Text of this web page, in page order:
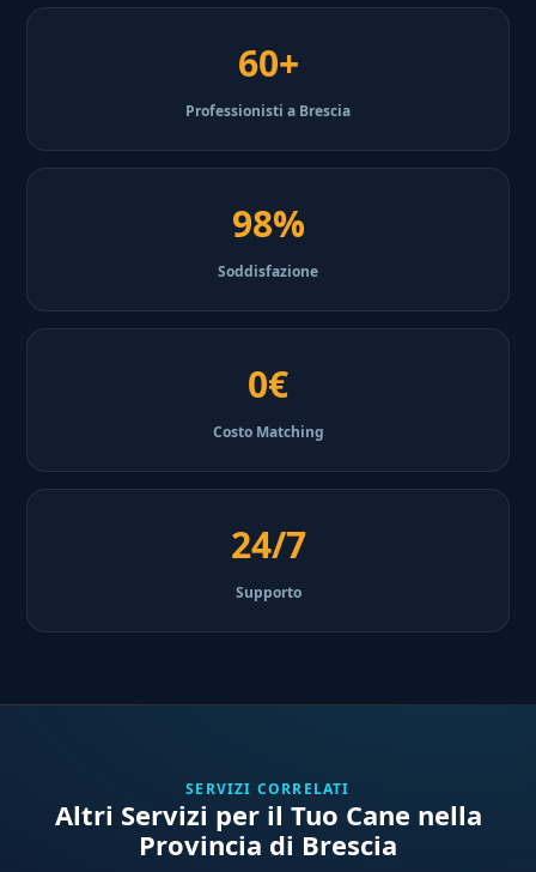
60+
Professionisti a Brescia
98%
Soddisfazione
0€
Costo Matching
24/7
Supporto
SERVIZI CORRELATI
Altri Servizi per il Tuo Cane nella
Provincia di Brescia